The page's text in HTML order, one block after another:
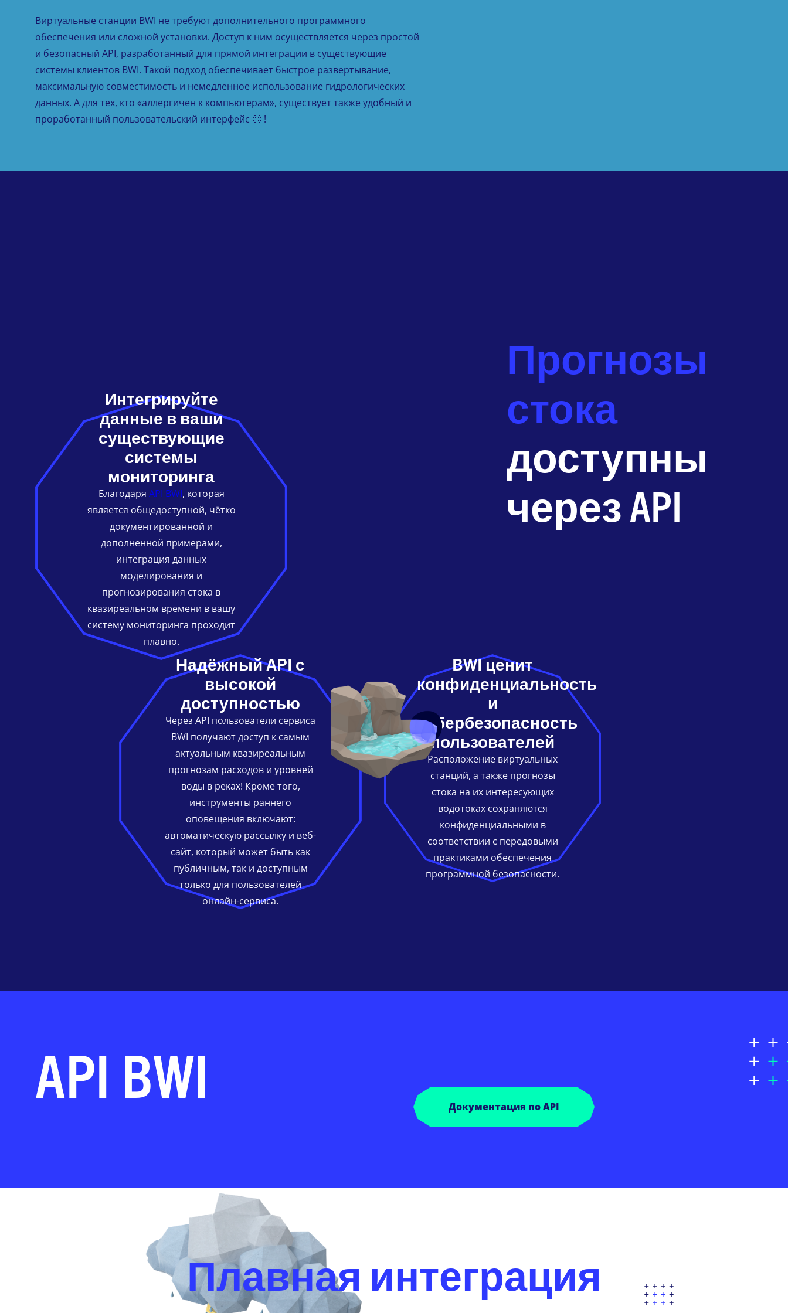
Виртуальные станции BWI не требуют дополнительного программного
обеспечения или сложной установки. Доступ к ним осуществляется через простой
и безопасный API, разработанный для прямой интеграции в существующие
системы клиентов BWI. Такой подход обеспечивает быстрое развертывание,
максимальную совместимость и немедленное использование гидрологических
данных. А для тех, кто «аллергичен к компьютерам», существует также удобный и
проработанный пользовательский интерфейс 🙂 !
Прогнозы
стока
доступны
через API
Интегрируйте
данные в ваши
существующие
системы
мониторинга
Благодаря API BWI, которая
является общедоступной, чётко
документированной и
дополненной примерами,
интеграция данных
моделирования и
прогнозирования стока в
квазиреальном времени в вашу
систему мониторинга проходит
плавно.
Надёжный API с
высокой
доступностью
Через API пользователи сервиса
BWI получают доступ к самым
актуальным квазиреальным
прогнозам расходов и уровней
воды в реках! Кроме того,
инструменты раннего
оповещения включают:
автоматическую рассылку и веб-
сайт, который может быть как
публичным, так и доступным
только для пользователей
онлайн-сервиса.
BWI ценит
конфиденциальность
и
кибербезопасность
пользователей
Расположение виртуальных
станций, а также прогнозы
стока на их интересующих
водотоках сохраняются
конфиденциальными в
соответствии с передовыми
практиками обеспечения
программной безопасности.
API BWI Документация по API
Плавная интеграция